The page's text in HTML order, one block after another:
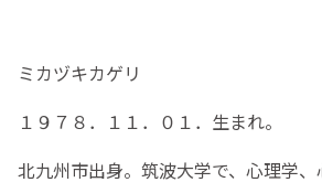
ミカヅキカゲリ
１９７８．１１．０１．生まれ。
北九州市出身。筑波大学で、心理学